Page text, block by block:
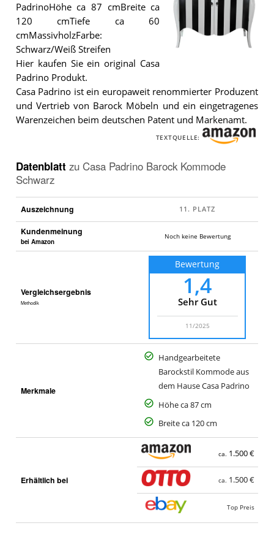
Padrino
Kommode
Schwarz.
PadrinoHöhe ca 87 cmBreite ca
120 cmTiefe ca 60
cmMassivholzFarbe:
Schwarz/Weiß Streifen
Hier kaufen Sie ein original Casa
Padrino Produkt.
Casa Padrino ist ein europaweit renommierter Produzent
und Vertrieb von Barock Möbeln und ein eingetragenes
Warenzeichen beim deutschen Patent und Markenamt.
TEXTQUELLE:
Datenblatt zu Casa Padrino Barock Kommode
Schwarz
Auszeichnung
Kundenmeinung
bei Amazon
Noch keine Bewertung
Vergleichsergebnis
Methodik
Bewertung
1,4
Sehr Gut
11/2025
Merkmale
Handgearbeitete
Barockstil Kommode aus
dem Hause Casa Padrino
Höhe ca 87 cm
Breite ca 120 cm
Erhältlich bei
ca. 1.500 €
ca. 1.500 €
Top Preis